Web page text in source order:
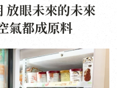
放眼未來的未來
氣都成原料